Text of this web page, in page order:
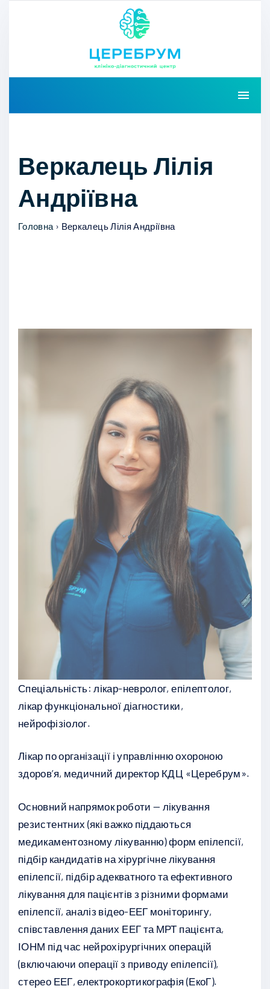
Веркалець Лілія
Андріївна
Головна › Веркалець Лілія Андріївна
Спеціальність: лікар-невролог, епілептолог,
лікар функціональної діагностики,
нейрофізіолог.
Лікар по організації і управлінню охороною
здоров’я, медичний директор КДЦ «Церебрум».
Основний напрямок роботи — лікування
резистентних (які важко піддаються
медикаментозному лікуванню) форм епілепсії,
підбір кандидатів на хірургічне лікування
епілепсії, підбір адекватного та ефективного
лікування для пацієнтів з різними формами
епілепсії, аналіз відео-ЕЕГ моніторингу,
співставлення даних ЕЕГ та МРТ пацієнта,
ІОНМ під час нейрохірургічних операцій
(включаючи операції з приводу епілепсії),
стерео ЕЕГ, електрокортикографія (ЕкоГ).